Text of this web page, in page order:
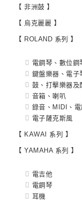
【 非洲鼓 】
【 烏克麗麗 】
【 ROLAND 系列 】
電鋼琴、數位鋼
鍵盤樂器、電子
鼓、打擊樂器及
音箱、喇叭
錄音、MIDI、
電子薩克斯風
【 KAWAI 系列 】
【 YAMAHA 系列 】
電吉他
電鋼琴
耳機